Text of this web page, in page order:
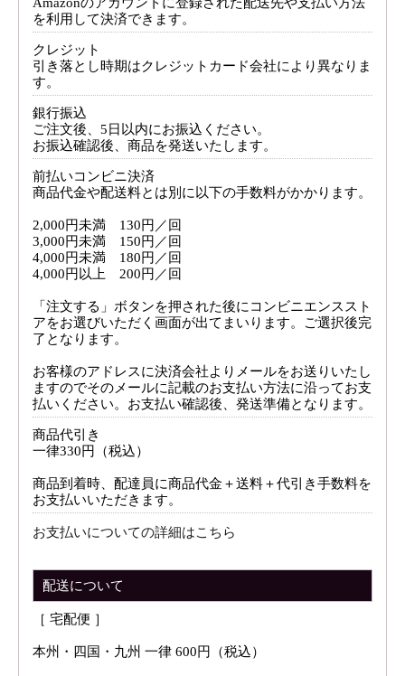
を利用して決済できます。
クレジット
引き落とし時期はクレジットカード会社により異なりま
す。
銀行振込
ご注文後、5日以内にお振込ください。
お振込確認後、商品を発送いたします。
前払いコンビニ決済
商品代金や配送料とは別に以下の手数料がかかります。
2,000円未満 130円／回
3,000円未満 150円／回
4,000円未満 180円／回
4,000円以上 200円／回
「注文する」ボタンを押された後にコンビニエンススト
アをお選びいただく画面が出てまいります。ご選択後完
了となります。
お客様のアドレスに決済会社よりメールをお送りいたし
ますのでそのメールに記載のお支払い方法に沿ってお支
払いください。お支払い確認後、発送準備となります。
商品代引き
一律330円（税込）
商品到着時、配達員に商品代金＋送料＋代引き手数料を
お支払いいただきます。
お支払いについての詳細はこちら
配送について
［ 宅配便 ］
本州・四国・九州 一律 600円（税込）